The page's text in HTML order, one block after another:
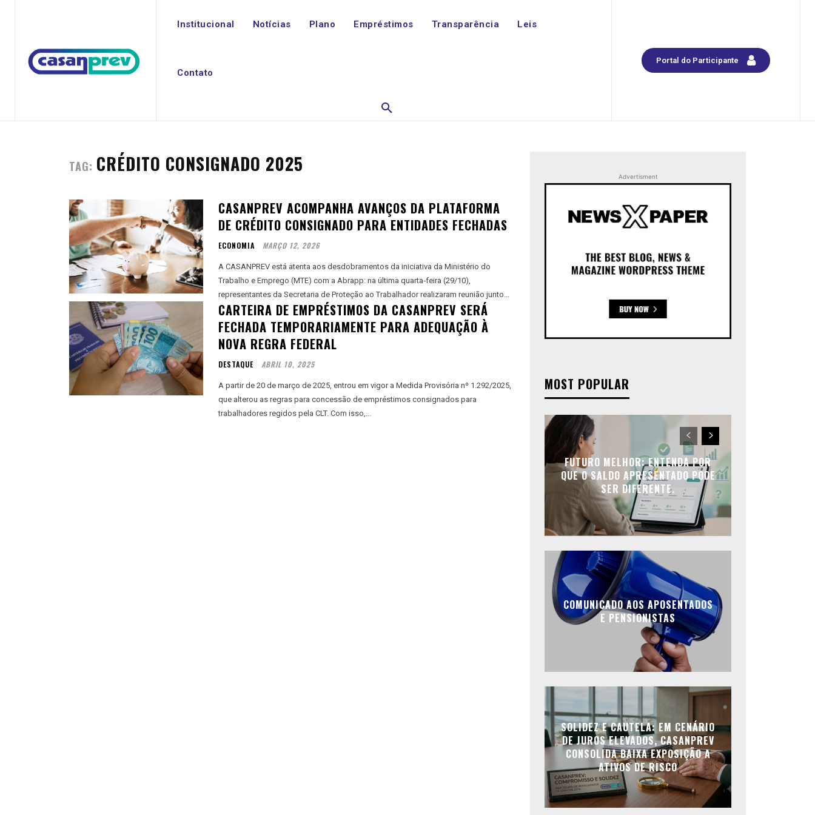
Institucional Notícias Plano Empréstimos Transparência Leis
Contato
Portal do Participante
TAG: CRÉDITO CONSIGNADO 2025
CASANPREV ACOMPANHA AVANÇOS DA PLATAFORMA
DE CRÉDITO CONSIGNADO PARA ENTIDADES FECHADAS
ECONOMIA MARÇO 12, 2026
A CASANPREV está atenta aos desdobramentos da iniciativa da Ministério do
Trabalho e Emprego (MTE) com a Abrapp: na última quarta‑feira (29/10),
representantes da Secretaria de Proteção ao Trabalhador realizaram reunião junto...
CARTEIRA DE EMPRÉSTIMOS DA CASANPREV SERÁ
FECHADA TEMPORARIAMENTE PARA ADEQUAÇÃO À
NOVA REGRA FEDERAL
DESTAQUE ABRIL 10, 2025
A partir de 20 de março de 2025, entrou em vigor a Medida Provisória nº 1.292/2025,
que alterou as regras para concessão de empréstimos consignados para
trabalhadores regidos pela CLT. Com isso,...
Advertisment
MOST POPULAR
FUTURO MELHOR: ENTENDA POR
QUE O SALDO APRESENTADO PODE
SER DIFERENTE.
COMUNICADO AOS APOSENTADOS
E PENSIONISTAS
SOLIDEZ E CAUTELA: EM CENÁRIO
DE JUROS ELEVADOS, CASANPREV
CONSOLIDA BAIXA EXPOSIÇÃO A
ATIVOS DE RISCO